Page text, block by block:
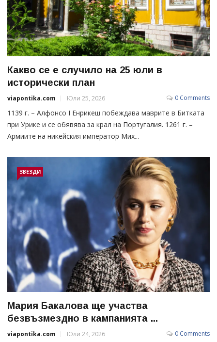
Какво се е случило на 25 юли в
исторически план
viapontika.com Юли 25, 2026 0 Comments
1139 г. – Алфонсо I Енрикеш побеждава маврите в Битката
при Урике и се обявява за крал на Португалия. 1261 г. –
Армиите на никейския император Мих...
ЗВЕЗДИ
Мария Бакалова ще участва
безвъзмездно в кампанията ...
viapontika.com Юли 24, 2026 0 Comments